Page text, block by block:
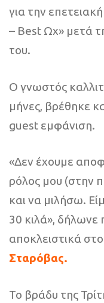
για την
– Best Ωχ» μετά
του.
Ο γνωστός
μήνες, βρέθηκε
guest εμφάνιση.
«Δεν έχουμε
ρόλος μου (στην
και να μιλήσω.
30 κιλά», δήλωνε
αποκλειστικά στο
Σταρόβας.
Το βράδυ της